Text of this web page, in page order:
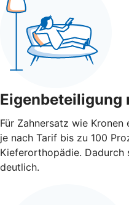
Eigenbeteiligung
Für Zahnersatz wie
je nach Tarif bis zu 100
Kieferorthopädie. Dadurch
deutlich.